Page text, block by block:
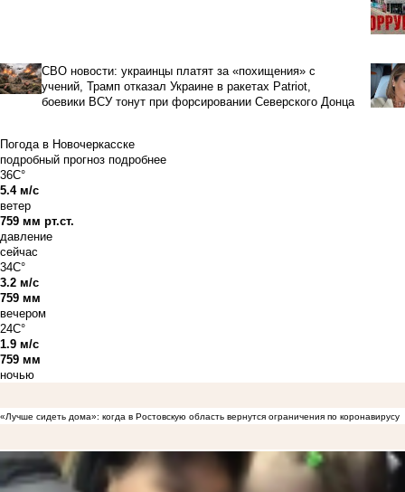
СВО новости: украинцы платят за «похищения» с
учений, Трамп отказал Украине в ракетах Patriot,
боевики ВСУ тонут при форсировании Северского Донца
Погода в Новочеркасске
подробный прогноз подробнее
36C°
5.4 м/с
ветер
759 мм рт.ст.
давление
сейчас
34C°
3.2 м/с
759 мм
вечером
24C°
1.9 м/с
759 мм
ночью
«Лучше сидеть дома»: когда в Ростовскую область вернутся ограничения по коронавирусу